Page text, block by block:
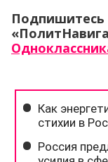
Подпишитесь